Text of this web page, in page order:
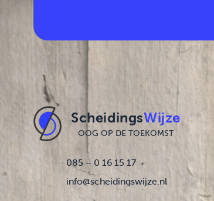
ScheidingsWijze
OOG OP DE TOEKOMST
085 – 0 16 15 17
info@scheidingswijze.nl